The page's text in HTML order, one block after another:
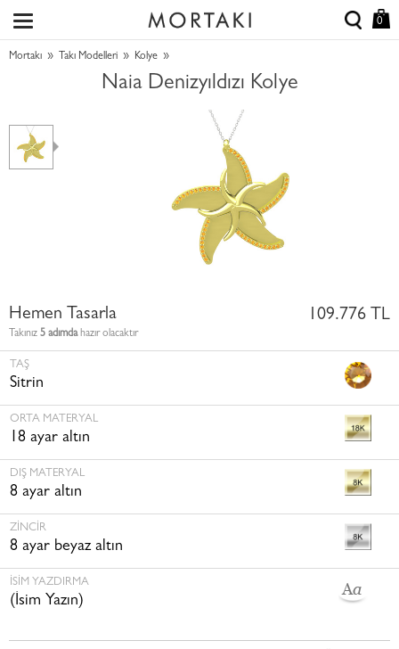
0
Mortakı » Takı Modelleri » Kolye »
Naia Denizyıldızı Kolye
Hemen Tasarla
Takınız 5 adımdahazır olacaktır
109.776 TL
TAŞ
Sitrin
ORTA MATERYAL
18 ayar altın
DIŞ MATERYAL
8 ayar altın
ZINCIR
8 ayar beyaz altın
İSİM YAZDIRMA
(İsim Yazın)